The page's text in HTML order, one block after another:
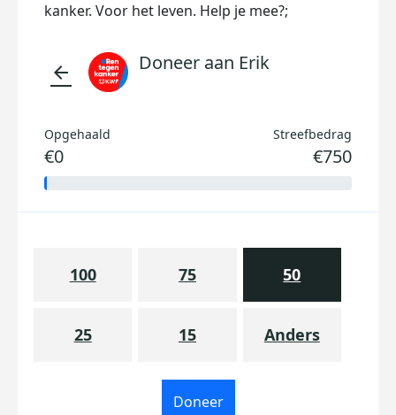
kanker. Voor het leven. Help je mee?;
arrow_back Doneer aan Erik
Opgehaald
€0
Streefbedrag
€750
100 75 50
25 15 Anders
Doneer